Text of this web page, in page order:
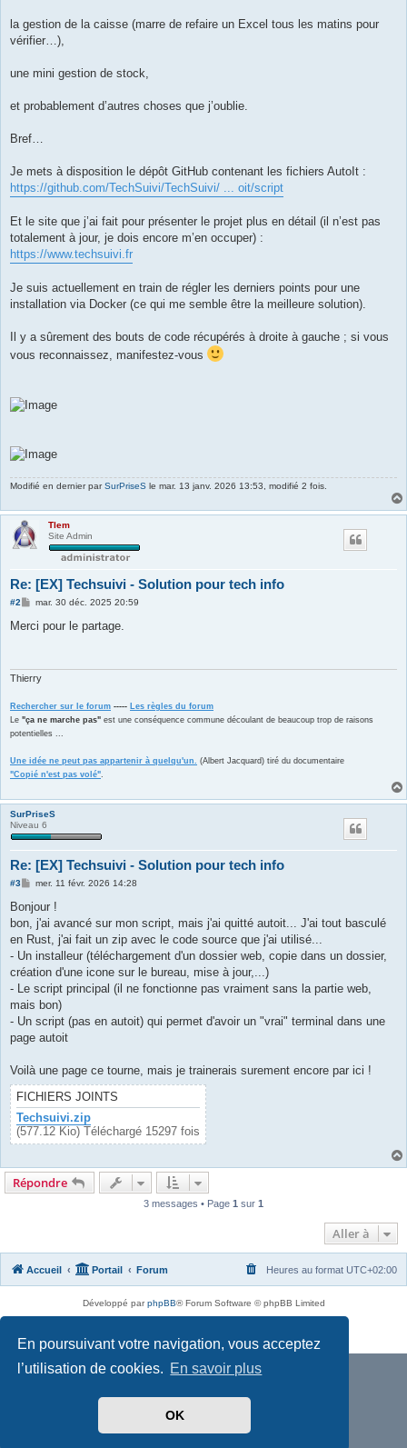
En poursuivant votre navigation, vous acceptez
l’utilisation de cookies. En savoir plus
OK
la gestion de la caisse (marre de refaire un Excel tous les matins pour
vérifier…),
une mini gestion de stock,
et probablement d’autres choses que j’oublie.
Bref…
Je mets à disposition le dépôt GitHub contenant les fichiers AutoIt :
https://github.com/TechSuivi/TechSuivi/ ... oit/script
Et le site que j’ai fait pour présenter le projet plus en détail (il n’est pas
totalement à jour, je dois encore m’en occuper) :
https://www.techsuivi.fr
Je suis actuellement en train de régler les derniers points pour une
installation via Docker (ce qui me semble être la meilleure solution).
Il y a sûrement des bouts de code récupérés à droite à gauche ; si vous
vous reconnaissez, manifestez-vous
Modifié en dernier parSurPriseS le mar. 13 janv. 2026 13:53, modifié 2 fois.
Tlem
Site Admin
Re: [EX] Techsuivi - Solution pour tech info
#2
M
s
mar. 30 déc. 2025 20:59
Merci pour le partage.
Thierry
Rechercher sur le forum ----- Les règles du forum
Le "ça ne marche pas" est une conséquence commune découlant de beaucoup trop de raisons
potentielles ...
Une idée ne peut pas appartenir à quelqu'un. (Albert Jacquard) tiré du documentaire
"Copié n'est pas volé".
SurPriseS
Niveau 6
Re: [EX] Techsuivi - Solution pour tech info
#3
M
s
s
a
g
mer. 11 févr. 2026 14:28
Bonjour !
bon, j'ai avancé sur mon script, mais j'ai quitté autoit... J'ai tout basculé
en Rust, j'ai fait un zip avec le code source que j'ai utilisé...
- Un installeur (téléchargement d'un dossier web, copie dans un dossier,
création d'une icone sur le bureau, mise à jour,...)
- Le script principal (il ne fonctionne pas vraiment sans la partie web,
mais bon)
- Un script (pas en autoit) qui permet d'avoir un "vrai" terminal dans une
page autoit
Voilà une page ce tourne, mais je trainerais surement encore par ici !
FICHIERS JOINTS
Techsuivi.zip
(577.12 Kio) Téléchargé 15297 fois
Répondre
3 messages • Page 1 sur 1
Aller à
Accueil Portail Forum Heures au format UTC+02:00
Développé parphpBB® Forum Software © phpBB Limited
Traduit parphpBB-fr.com